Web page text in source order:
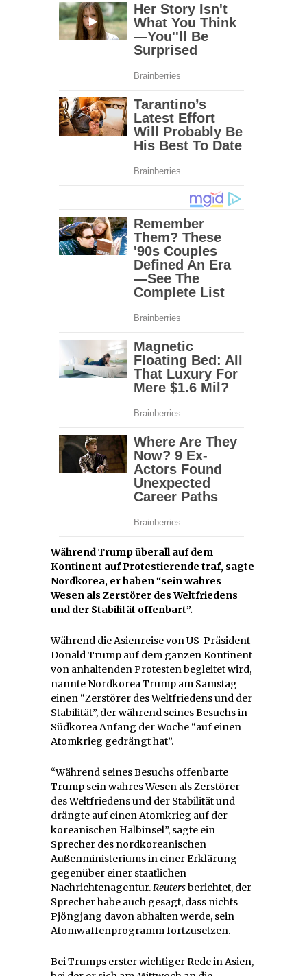
Während Trump überall auf dem
Kontinent auf Protestierende traf, sagte
Nordkorea, er haben “sein wahres
Wesen als Zerstörer des Weltfriedens
und der Stabilität offenbart”.
Während die Asienreise von US-Präsident
Donald Trump auf dem ganzen Kontinent
von anhaltenden Protesten begleitet wird,
nannte Nordkorea Trump am Samstag
einen “Zerstörer des Weltfriedens und der
Stabilität”, der während seines Besuchs in
Südkorea Anfang der Woche “auf einen
Atomkrieg gedrängt hat”.
“Während seines Besuchs offenbarte
Trump sein wahres Wesen als Zerstörer
des Weltfriedens und der Stabilität und
drängte auf einen Atomkrieg auf der
koreanischen Halbinsel”, sagte ein
Sprecher des nordkoreanischen
Außenministeriums in einer Erklärung
gegenüber einer staatlichen
Nachrichtenagentur.Reutersberichtet, der
Sprecher habe auch gesagt, dass nichts
Pjöngjang davon abhalten werde, sein
Atomwaffenprogramm fortzusetzen.
Bei Trumps erster wichtiger Rede in Asien,